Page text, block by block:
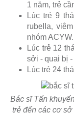
1 năm, trẻ
Lúc trẻ 9
rubella,
nhóm ACYW.
Lúc trẻ 12
sởi - quai bị -
Lúc trẻ 24
Bác sĩ Tấn
trẻ đến các cơ